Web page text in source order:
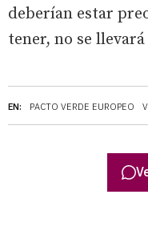
EN: PACTO VERDE EUROPEO
deberían estar
tener, no se